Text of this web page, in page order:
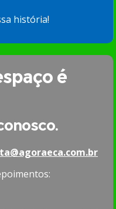
história!
é